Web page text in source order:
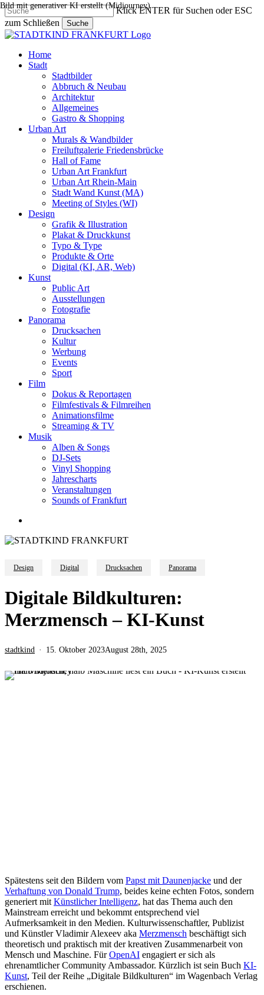
Skip
to
main
content
Klick ENTER für Suchen oder ESC
zum Schließen
Suche
Close
search
Menu
Home
Stadt
Stadtbilder
Abbruch & Neubau
Architektur
Allgemeines
Gastro & Shopping
Urban Art
Murals & Wandbilder
Freiluftgalerie Friedensbrücke
Hall of Fame
Urban Art Frankfurt
Urban Art Rhein-Main
Stadt Wand Kunst (MA)
Meeting of Styles (WI)
Design
Grafik & Illustration
Plakat & Druckkunst
Typo & Type
Produkte & Orte
Digital (KI, AR, Web)
Kunst
Public Art
Ausstellungen
Fotografie
Panorama
Drucksachen
Kultur
Werbung
Events
Sport
Film
Dokus & Reportagen
Filmfestivals & Filmreihen
Animationsfilme
Streaming & TV
Musik
Alben & Songs
DJ-Sets
Vinyl Shopping
Jahrescharts
Veranstaltungen
Sounds of Frankfurt
Design Digital Drucksachen Panorama
Digitale Bildkulturen:
Merzmensch – KI-Kunst
stadtkind 15. Oktober 2023August 28th, 2025
Bild mit generativer KI erstellt (Midjourney)
Spätestens seit den Bildern vom Papst mit Daunenjacke und der
Verhaftung von Donald Trump, beides keine echten Fotos, sondern
generiert mit Künstlicher Intelligenz, hat das Thema auch den
Mainstream erreicht und bekommt entsprechend viel
Aufmerksamkeit in den Medien. Kulturwissenschaftler, Publizist
und Künstler Vladimir Alexeev aka Merzmensch beschäftigt sich
theoretisch und praktisch mit der kreativen Zusammenarbeit von
Mensch und Maschine. FürOpenAI engagiert er sich als
ehrenamtlicher Community Ambassador. Kürzlich ist sein Buch KI-
Kunst, Teil der Reihe „Digitale Bildkulturen“ im Wagenbach Verlag
erschienen.